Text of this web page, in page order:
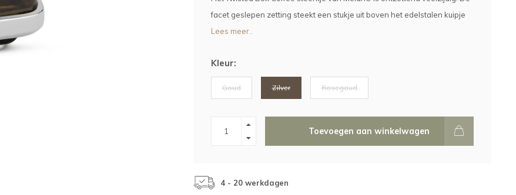
facet geslepen zetting steekt een stukje uit boven het edelstalen kuipje
Lees meer..
Kleur:
Goud Zilver Rosegoud
Toevoegen aan winkelwagen
4 - 20 werkdagen